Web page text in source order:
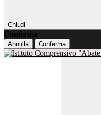
Chiudi
Conferma
Annulla Conferma